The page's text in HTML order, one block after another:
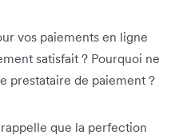
vos paiements en ligne
satisfait ? Pourquoi ne
prestataire de paiement ?
que la perfection